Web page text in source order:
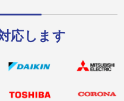
応します